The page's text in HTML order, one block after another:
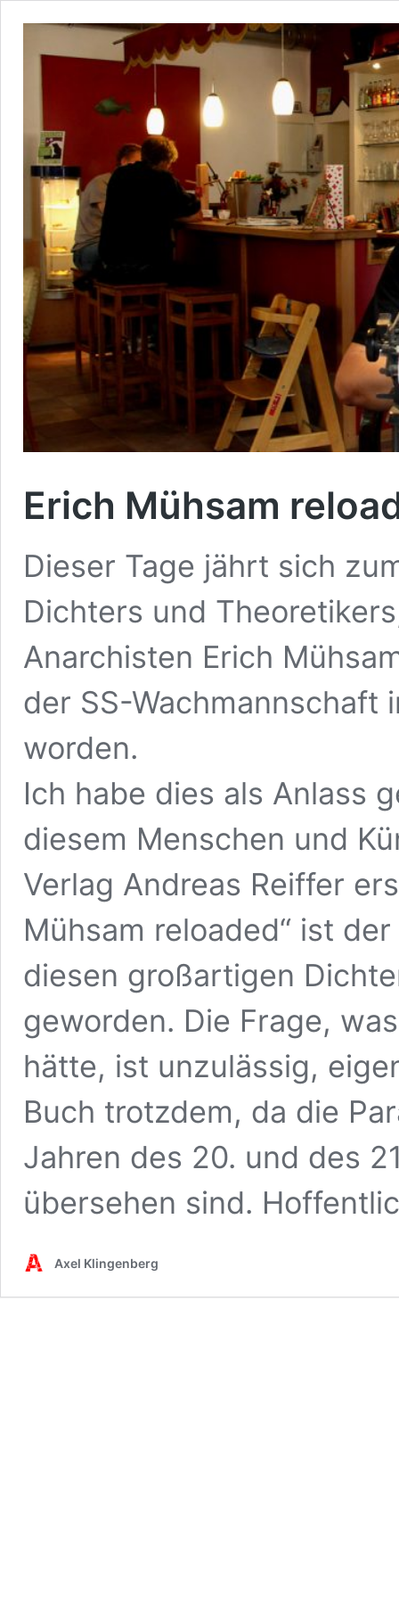
Erich Mühsam
Dieser Tage jährt sich
Dichters und
Anarchisten Erich
der SS-Wachmannschaft
worden.
Ich habe dies als Anlass
diesem Menschen und
Verlag Andreas Reiffer
Mühsam reloaded“ ist
diesen großartigen
geworden. Die Frage,
hätte, ist unzulässig,
Buch trotzdem, da die
Jahren des 20. und des
übersehen sind.
Axel Klingenberg